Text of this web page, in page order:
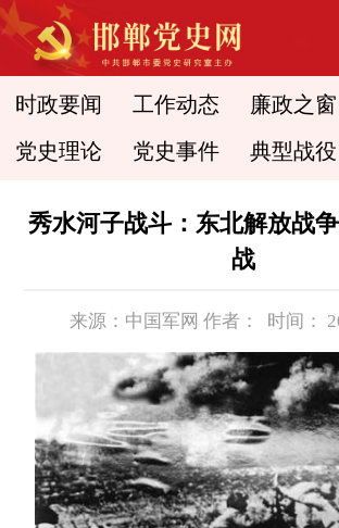
时政要闻 工作动态 廉政之窗
党史理论 党史事件 典型战役
秀水河子战斗：东北解放战
战
来源：中国军网 作者： 时间：